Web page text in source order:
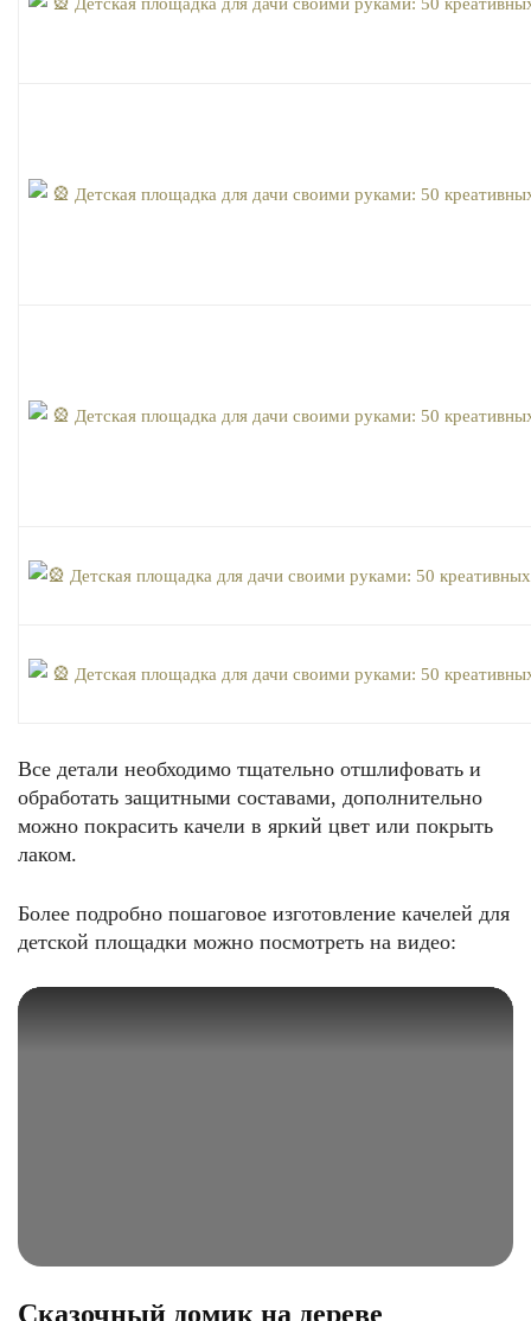
Все детали необходимо тщательно отшлифовать и
обработать защитными составами, дополнительно
можно покрасить качели в яркий цвет или покрыть
лаком.
Более подробно пошаговое изготовление качелей для
детской площадки можно посмотреть на видео:
Сказочный домик на дереве